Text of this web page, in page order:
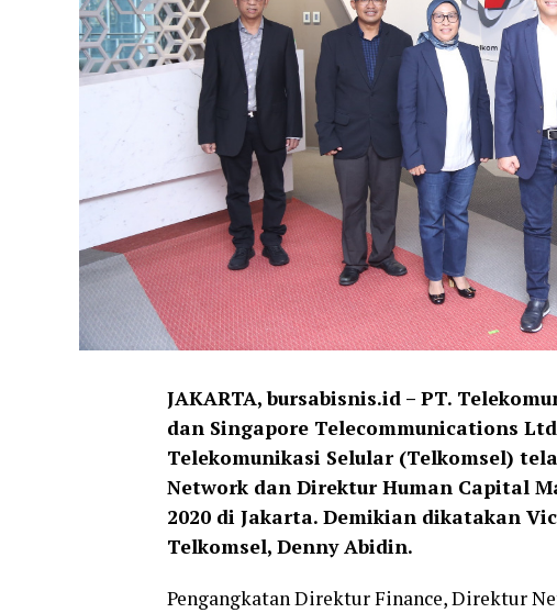
JAKARTA, bursabisnis.id – PT.
dan Singapore Telecommunications
Telekomunikasi Selular (Telkomsel)
Network dan Direktur Human Capital
2020 di Jakarta. Demikian dikatakan
Telkomsel, Denny Abidin.
Pengangkatan Direktur Finance, Direktur